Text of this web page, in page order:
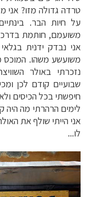
טרדה גדולה מזו? אני
על חיות הבר.
משועמם, חותמת
אני נבדק ידנית
משועשע משהו. המוכס
נזכרתי באולר
שבועיים קודם לכן
חיפשתי בכל הכיסים
לימים הרהרתי מה היה
אני הייתי שולף את
לו..
.